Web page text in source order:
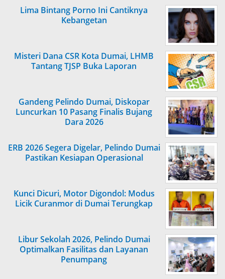
Lima Bintang Porno Ini Cantiknya
Kebangetan
Misteri Dana CSR Kota Dumai, LHMB
Tantang TJSP Buka Laporan
Gandeng Pelindo Dumai, Diskopar
Luncurkan 10 Pasang Finalis Bujang
Dara 2026
ERB 2026 Segera Digelar, Pelindo Dumai
Pastikan Kesiapan Operasional
Kunci Dicuri, Motor Digondol: Modus
Licik Curanmor di Dumai Terungkap
Libur Sekolah 2026, Pelindo Dumai
Optimalkan Fasilitas dan Layanan
Penumpang